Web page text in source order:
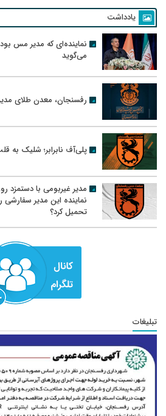
یادداشت
نماینده‌ای که مدیر مس
می‌گوید
رفسنجان، معدن طلای
پلی‌آف نابرابر؛ شلیک به
نماینده این مدیر
تحمیل کرد؟
تبلیغات